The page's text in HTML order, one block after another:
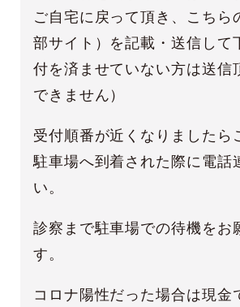
ご自宅に戻って頂き、こちら
部サイト）を記載・送信して
付を済ませていない方は送信
できません）
受付順番が近くなりましたら
駐車場へ到着された際に電話
い。
診察まで駐車場での待機をお
す。
コロナ陽性だった場合は現金